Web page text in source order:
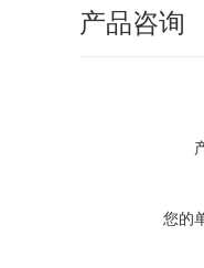
产品咨询
您的